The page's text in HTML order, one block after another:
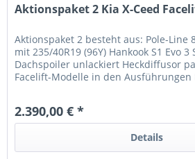
Aktionspaket 2 Kia X-Ceed
Aktionspaket 2 besteht aus: Pole-Line
mit 235/40R19 (96Y) Hankook S1 Evo
Dachspoiler unlackiert Heckdiffusor
Facelift-Modelle in den
2.390,00 € *
Details